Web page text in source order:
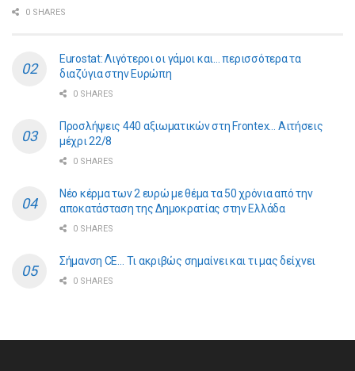
0 SHARES
Eurostat: Λιγότεροι οι γάμοι και… περισσότερα τα
διαζύγια στην Ευρώπη
0 SHARES
Προσλήψεις 440 αξιωματικών στη Frontex… Αιτήσεις
μέχρι 22/8
0 SHARES
Νέο κέρμα των 2 ευρώ με θέμα τα 50 χρόνια από την
αποκατάσταση της Δημοκρατίας στην Ελλάδα
0 SHARES
Σήμανση CE… Τι ακριβώς σημαίνει και τι μας δείχνει
0 SHARES